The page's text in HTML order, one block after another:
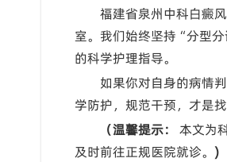
福建省泉州中科白癜
室。我们始终坚持“分型
的科学护理指导。
如果你对自身的病情
学防护，规范干预，才是
（温馨提示：
本文为
及时前往正规医院就诊。 )